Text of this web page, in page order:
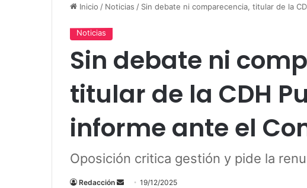
Inicio / Noticias / Sin debate ni comparecencia, titular de la
Noticias
Sin debate ni
titular de la CDH
informe ante el
Oposición critica gestión y pide la
Redacción
Send19/12/2025